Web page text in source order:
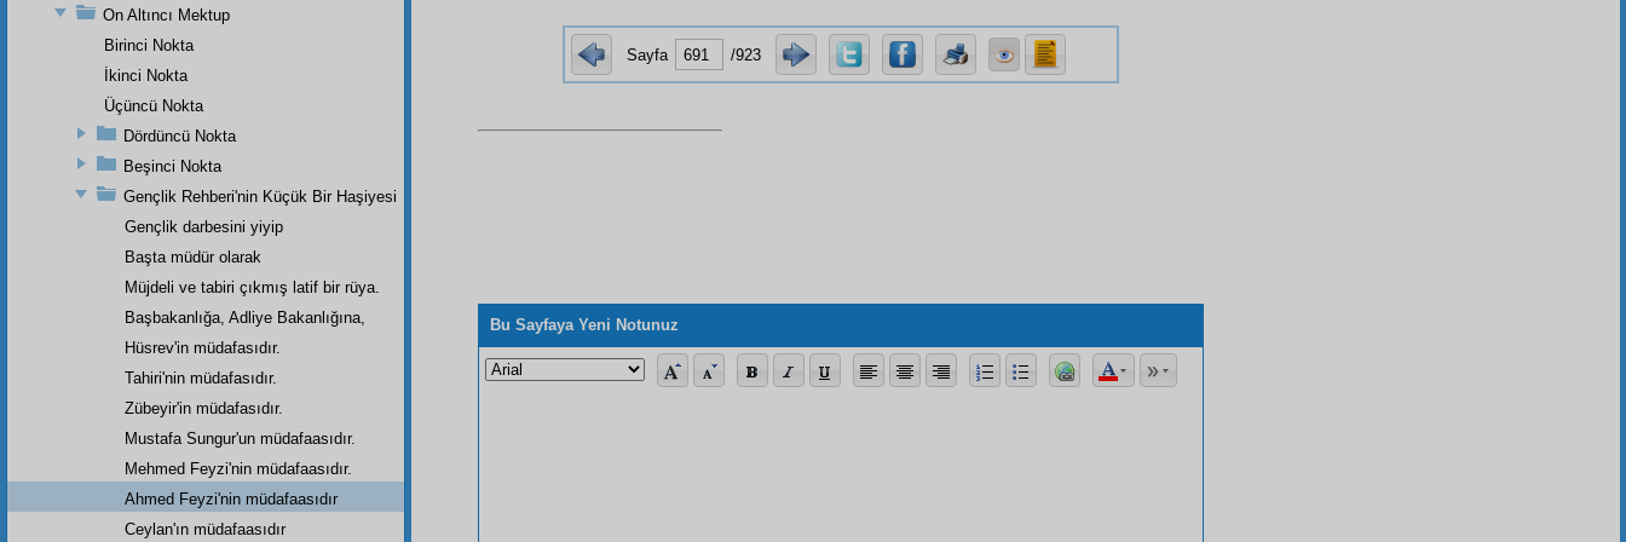
Sayfa /923
Bu Sayfaya Yeni Notunuz
On Altıncı Mektup
Birinci Nokta
İkinci Nokta
Üçüncü Nokta
Dördüncü Nokta
Beşinci Nokta
Gençlik Rehberi'nin Küçük Bir Haşiyesi
Gençlik darbesini yiyip
Başta müdür olarak
Müjdeli ve tabiri çıkmış latif bir rüya.
Başbakanlığa, Adliye Bakanlığına,
Hüsrev'in müdafasıdır.
Tahiri'nin müdafasıdır.
Zübeyir'in müdafasıdır.
Mustafa Sungur'un müdafaasıdır.
Mehmed Feyzi'nin müdafaasıdır.
Ahmed Feyzi'nin müdafaasıdır
Ceylan'ın müdafaasıdır